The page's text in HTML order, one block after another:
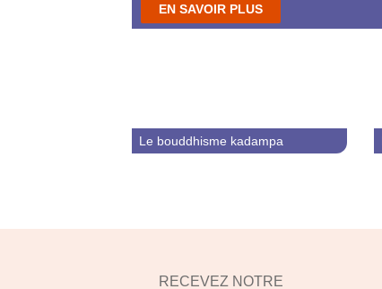
EN SAVOIR PLUS
Le bouddhisme kadampa
RECEVEZ NOTRE